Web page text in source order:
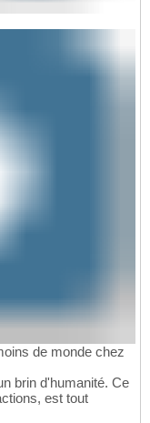
de monde chez
brin d'humanité. Ce
est tout